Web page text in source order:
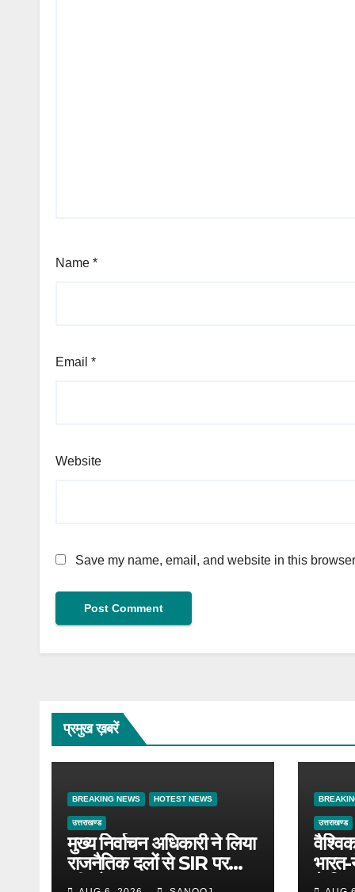
Name *
Email *
Website
Save my name, email, and website in this
प्रमुख ख़बरें
BREAKING NEWS HOTEST NEWS
उत्तराखण्ड
मुख्य निर्वाचन अधिकारी ने लिया
राजनैतिक दलों से SIR पर
फीडबैक
उत्तराखण्ड
ने